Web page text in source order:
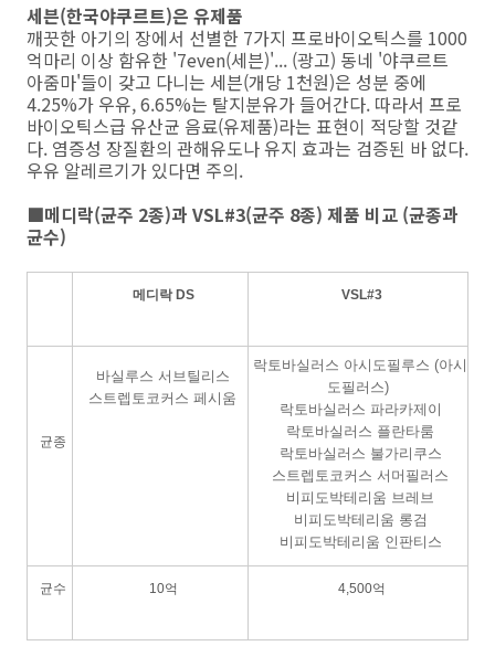
세븐(한국야쿠르트)은 유제품
깨끗한 아기의 장에서 선별한 7가지 프로바이오틱스를 1000
억마리 이상 함유한 '7even(세븐)'... (광고) 동네 '야쿠르트
아줌마'들이 갖고 다니는 세븐(개당 1천원)은 성분 중에
4.25%가 우유, 6.65%는 탈지분유가 들어간다. 따라서 프로
바이오틱스급 유산균 음료(유제품)라는 표현이 적당할 것같
다. 염증성 장질환의 관해유도나 유지 효과는 검증된 바 없다.
우유 알레르기가 있다면 주의.
■메디락(균주 2종)과 VSL#3(균주 8종) 제품 비교 (균종과
균수)
메디락 DS VSL#3
균종
바실루스 서브틸리스
스트렙토코커스 페시움
락토바실러스 아시도필루스 (아시
도필러스)
락토바실러스 파라카제이
락토바실러스 플란타룸
락토바실러스 불가리쿠스
스트렙토코커스 서머필러스
비피도박테리움 브레브
비피도박테리움 롱검
비피도박테리움 인판티스
균수 10억 4,500억